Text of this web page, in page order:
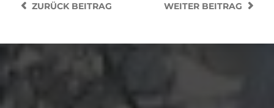
WEITER BEITRAG
ZURÜCKBEITRAG